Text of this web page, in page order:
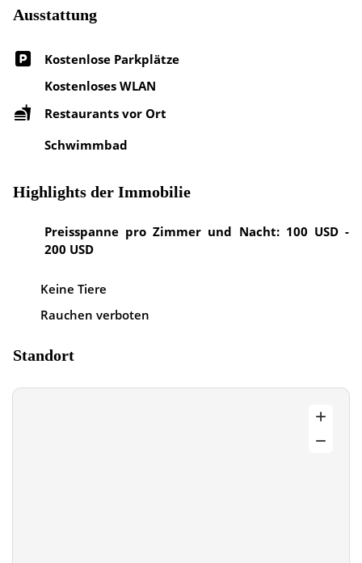
Ausstattung
Kostenlose Parkplätze
Kostenloses WLAN
Restaurants vor Ort
Schwimmbad
Highlights der Immobilie
Preisspanne pro Zimmer und Nacht: 100 USD -
200 USD
Keine Tiere
Rauchen verboten
Standort